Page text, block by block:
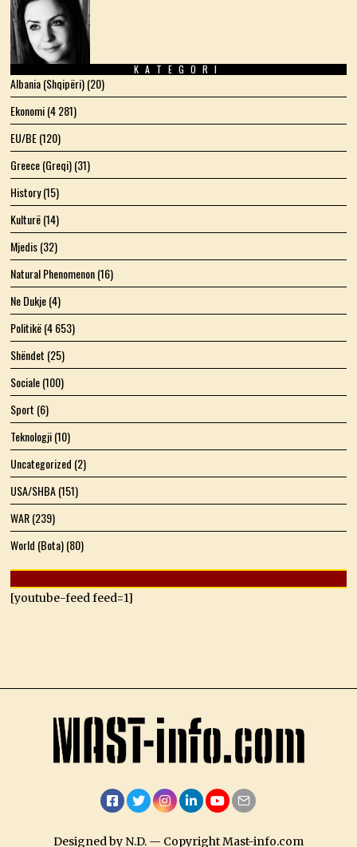
KATEGORI
Albania (Shqipëri)(20)
Ekonomi(4 281)
EU/BE(120)
Greece (Greqi)(31)
History(15)
Kulturë(14)
Mjedis(32)
Natural Phenomenon(16)
Ne Dukje(4)
Politikë(4 653)
Shëndet (25)
Sociale(100)
Sport (6)
Teknologji(10)
Uncategorized (2)
USA/SHBA(151)
WAR(239)
World (Bota)(80)
[youtube-feed feed=1]
Designed by N.D. — Copyright Mast-info.com